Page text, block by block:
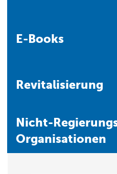
E-Books
Revitalisierung
Nicht-Regierungs-
Organisationen